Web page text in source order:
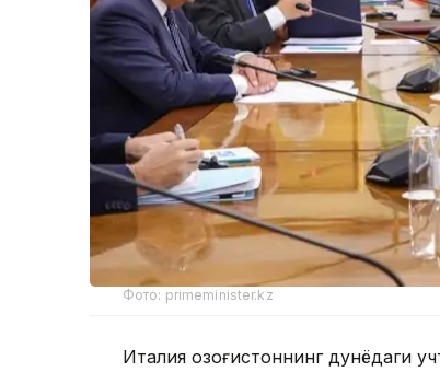
Фото: primeminister.kz
Италия Қозоғистоннинг дунёдаги